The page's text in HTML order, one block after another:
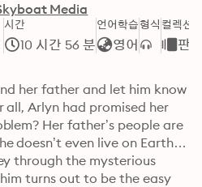
Media
시간
10 시간 56 분
언어학습
영어
형식 컬렉션
판
her father and let him know
all, Arlyn had promised her
Her father’s people are
doesn’t even live on Earth.
through the mysterious
turns out to be the easy